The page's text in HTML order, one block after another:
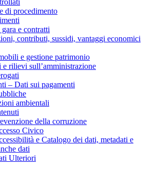
di procedimento
e contratti
contributi, sussidi, vantaggi economici
e gestione patrimonio
rilievi sull’amministrazione
– Dati sui pagamenti
ambientali
della corruzione
Civico
e Catalogo dei dati, metadati e
dati
Ulteriori